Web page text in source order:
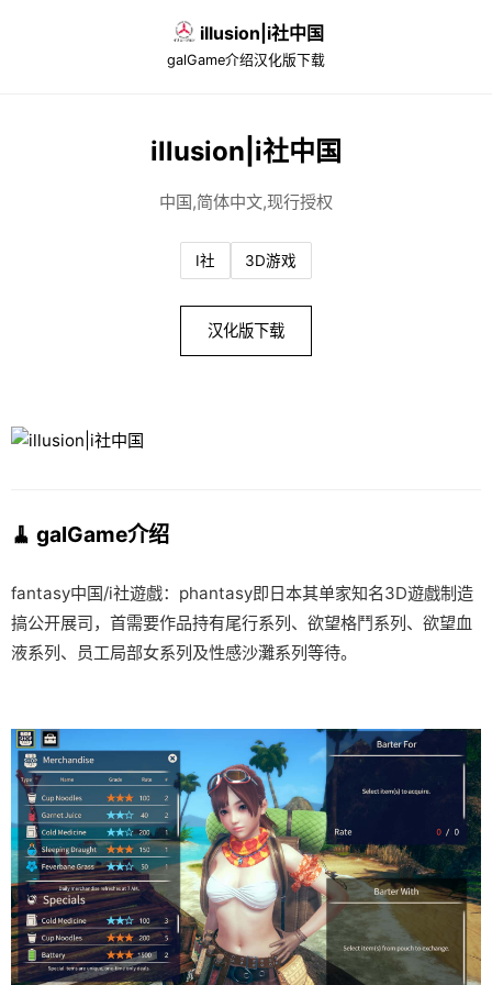
illusion|i社中国
galGame介绍汉化版下载
illusion|i社中国
中国,简体中文,现行授权
I社 3D游戏
汉化版下载
🧹 galGame介绍
fantasy中国/i社遊戲：phantasy即日本其单家知名3D遊戲制造
搞公开展司，首需要作品持有尾行系列、欲望格鬥系列、欲望血
液系列、员工局部女系列及性感沙灘系列等待。